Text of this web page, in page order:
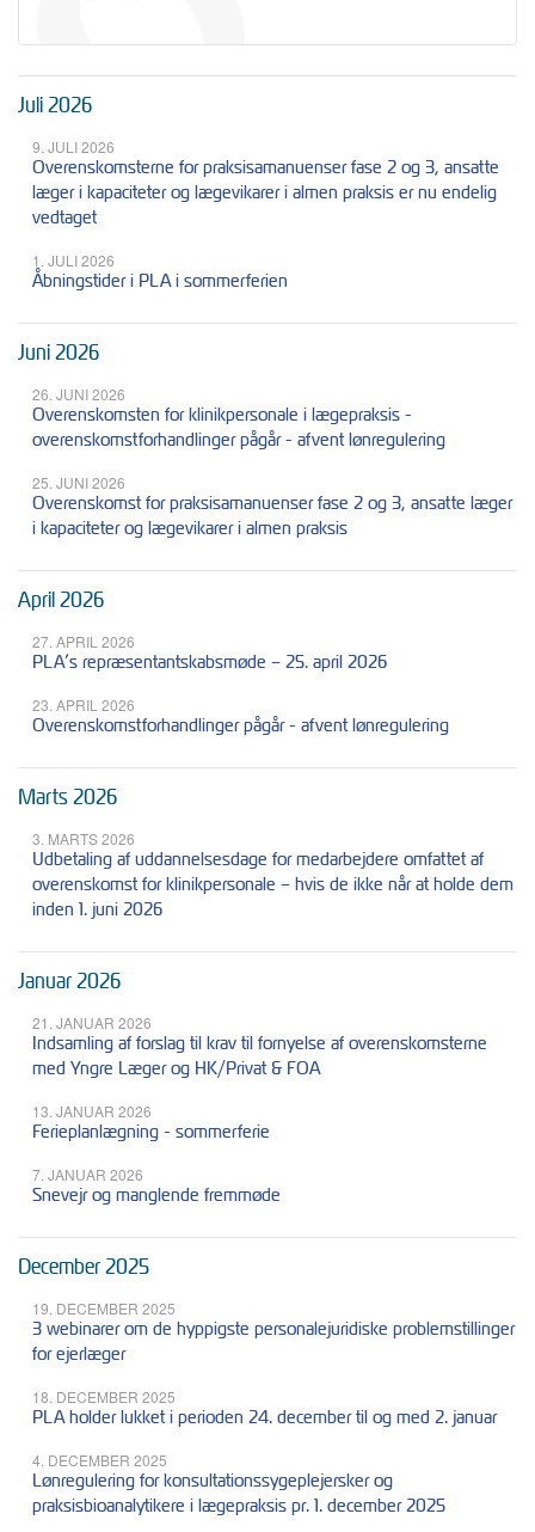
Juli 2026
9. JULI 2026
Overenskomsterne for praksisamanuenser fase 2 og 3, ansatte
læger i kapaciteter og lægevikarer i almen praksis er nu endelig
vedtaget
1. JULI 2026
Åbningstider i PLA i sommerferien
Juni 2026
26. JUNI 2026
Overenskomsten for klinikpersonale i lægepraksis -
overenskomstforhandlinger pågår - afvent lønregulering
25. JUNI 2026
Overenskomst for praksisamanuenser fase 2 og 3, ansatte læger
i kapaciteter og lægevikarer i almen praksis
April 2026
27. APRIL 2026
PLA’s repræsentantskabsmøde – 25. april 2026
23. APRIL 2026
Overenskomstforhandlinger pågår - afvent lønregulering
Marts 2026
3. MARTS 2026
Udbetaling af uddannelsesdage for medarbejdere omfattet af
overenskomst for klinikpersonale – hvis de ikke når at holde dem
inden 1. juni 2026
Januar 2026
21. JANUAR 2026
Indsamling af forslag til krav til fornyelse af overenskomsterne
med Yngre Læger og HK/Privat & FOA
13. JANUAR 2026
Ferieplanlægning - sommerferie
7. JANUAR 2026
Snevejr og manglende fremmøde
December 2025
19. DECEMBER 2025
3 webinarer om de hyppigste personalejuridiske problemstillinger
for ejerlæger
18. DECEMBER 2025
PLA holder lukket i perioden 24. december til og med 2. januar
4. DECEMBER 2025
Lønregulering for konsultationssygeplejersker og
praksisbioanalytikere i lægepraksis pr. 1. december 2025